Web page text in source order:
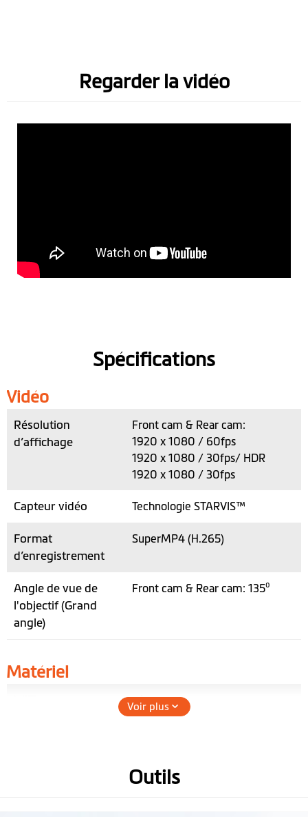
Regarder la vidéo
Spécifications
Vidéo
Résolution
d’affichage
Front cam & Rear cam:
1920 x 1080 / 60fps
1920 x 1080 / 30fps/ HDR
1920 x 1080 / 30fps
Capteur vidéo Technologie STARVIS™
Format
d’enregistrement
SuperMP4 (H.265)
Angle de vue de
l'objectif (Grand
angle)
Front cam & Rear cam: 135⁰
Matériel
Voir plus
Outils